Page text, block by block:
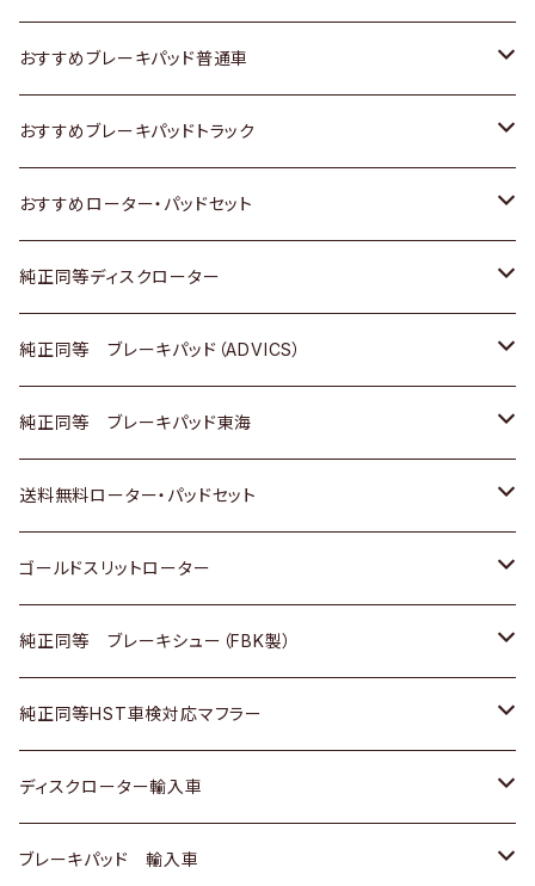
日産
いすゞ
ダイハツ
マツダ
三菱
スバル
日野
三菱ふそう
ＢＭＷ
スズキ
日産
いすゞ
ダイハツ
マツダ
三菱
日野
三菱ふそう
スズキ
日産
いすゞ
ダイハツ
三菱
日野
三菱ふそう
その他
トヨタ
ホンダ
スズキ
日産
ダイハツ
マツダ
三菱
スバル
おすすめブレーキパッド普通車
トヨタ
ホンダ
スズキ
日産
いすゞ
ダイハツ
マツダ
三菱
スバル
おすすめブレーキパッドトラック
トヨタ
日産
いすゞ
ダイハツ
マツダ
三菱
おすすめローター・パッドセット
トヨタ
ホンダ
スズキ
日産
ダイハツ
マツダ
三菱
スバル
純正同等ディスクローター
トヨタ
ホンダ
スズキ
日産
いすゞ
ダイハツ
マツダ
三菱
純正同等 ブレーキパッド（ADVICS）
トヨタ
ホンダ
スズキ
日産
ダイハツ
マツダ
三菱
純正同等 ブレーキパッド東海
トヨタ
ホンダ
日産
いすゞ
ダイハツ
マツダ
送料無料ローター・パッドセット
トヨタ
ホンダ
スズキ
日産
ダイハツ
ゴールドスリットローター
トヨタ
ホンダ
スズキ
日産
純正同等 ブレーキシュー（FBK製）
ホンダ
スズキ
日産
純正同等HST車検対応マフラー
トヨタ
ホンダ
ディスクローター輸入車
ＡＵＤＩ
ブレーキパッド 輸入車